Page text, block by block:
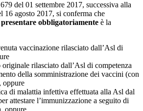
del 01 settembre 2017, successiva alla
agosto 2017, si conferma che
obbligatoriamente è la
vaccinazione rilasciato dall’Asl di
rilasciato dall’Asl di competenza
della somministrazione dei vaccini (con
oppure
di malattia infettiva effettuata alla Asl dal
attestare l’immunizzazione a seguito di